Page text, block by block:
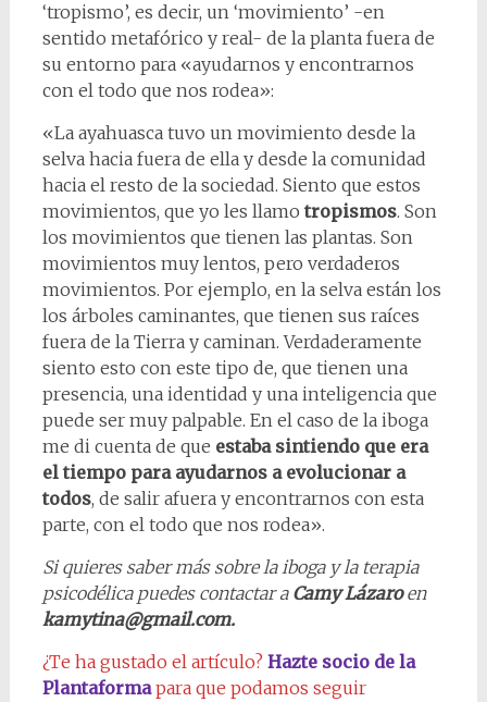
‘tropismo’, es decir, un ‘movimiento’ -en
sentido metafórico y real- de la planta fuera de
su entorno para «ayudarnos y encontrarnos
con el todo que nos rodea»:
«La ayahuasca tuvo un movimiento desde la
selva hacia fuera de ella y desde la comunidad
hacia el resto de la sociedad. Siento que estos
movimientos, que yo les llamotropismos. Son
los movimientos que tienen las plantas. Son
movimientos muy lentos, pero verdaderos
movimientos. Por ejemplo, en la selva están los
los árboles caminantes, que tienen sus raíces
fuera de la Tierra y caminan. Verdaderamente
siento esto con este tipo de, que tienen una
presencia, una identidad y una inteligencia que
puede ser muy palpable. En el caso de la iboga
me di cuenta de que estaba sintiendo que era
el tiempo para ayudarnos a evolucionar a
todos, de salir afuera y encontrarnos con esta
parte, con el todo que nos rodea».
Si quieres saber más sobre la iboga y la terapia
psicodélica puedes contactar a Camy Lázaroen
kamytina@gmail.com.
¿Te ha gustado el artículo? Hazte socio de la
Plantaformapara que podamos seguir